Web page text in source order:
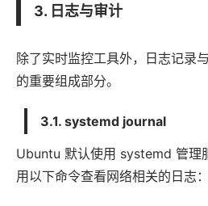
3. 日志与审计
除了实时监控工具外，日志记录
的重要组成部分。
3.1. systemd journal
Ubuntu 默认使用 systemd 管理
用以下命令查看网络相关的日志：